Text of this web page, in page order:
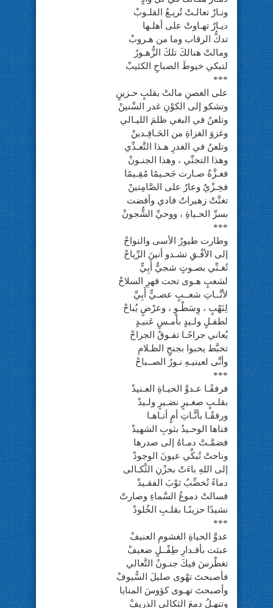
ونـارٌ تعالـتْ تُريـعُ القلـوبْ
ديـارٌ تهـاوتْ على أهلـها
تدكُّ الرقاب وما من هـروبْ
ومالتْ هنالكَ تلكَ الزُّهـورُ
لتبكي خيوطَ الصباحِ الكئيبْ
***
على الغصنِ مالتْ بقلبٍ حـزينٍ
وتشكو إلى الكوْنِ غدر السِّنينْ
وتلعنُ في البغي ظلمَ الليـالي
وغزوَ الغزاةِ من الحَـاقِـدينْ
وتلعنُ في الغدرِ هـذا التَّعـدِّي
وهذا التجنِّي ، وهذا الجنـونْ
فغـزَّةُ صـارت جَحـيمًا مُقِـيمًا
فخِـزْيٌ وعارٌ على الصَّامِتينْ
تغنَّتْ زهيراتُ فادي وأفضت
بسرِّ الحـياةِ ، ووحيِّ الشُّجونْ
***
وطارت طيورُ الأسى والنواحْ
إلى الأفْـقِ تشـدو أنينَ الرِّياحْ
تُغـنِّي بصـوتٍ شجيٌّ أَبِيٍّ
لشعبٍ هـوى تحت قهرِ السلاحْ
لأنَّــاتِ شعــبٍ عصـيٍّ أَبِيِّ
لِنَهْبٍ ، وِسَطْـوٍ ، وعرْضٍ يُباحْ
لطفـلٍ ولـيدٍ بأمـسٍ عَنيـدٍ
يُعاني جراحًـا تفـوقُ الجراحْ
تخبَّط يحبوا بجنحٍ الظـلامِ
وأنَّى لعينيـهِ نـورُ الصــباحْ
***
فرفقًـا عـدوَّ الحيـاةِ العـنيدْ
بقلـبٍ صغـيرٍ نضـيرٍ ولـيدْ
ورفقًـا بأنًّـاتِ أمٍ أتـاهـا
فتاها الوحـيدُ بثوبِ الشهيدْ
فضمَّـتْ دمـاهُ إلى صدرها
وناحتْ تُبكِّي عيونَ الوجودْ
إلى اللهِ باءَتْ بحزْنِ الثَّكـالى
دماءً تُخضِّبُ ثوْبَ الفقـيدْ
فسالتْ دموعُ السَّماءِ وصارتْ
نشيدًا حزينًـا بقلـبِ الخُلودْ
***
عدوَّ الحياةِ الغشومِ العنيفْ
عبثت بأقـدارِ طِفْــلٍ ضعيفْ
تغطْرسَ فيكَ جنـونُ التَّعالي
فأصبحتَ تهْوى صليلَ السُّيوفْ
وأصبحتَ تهـوى كؤوسَ المنايا
وتنهـلُ دمعَ الثكالى الذريفْ